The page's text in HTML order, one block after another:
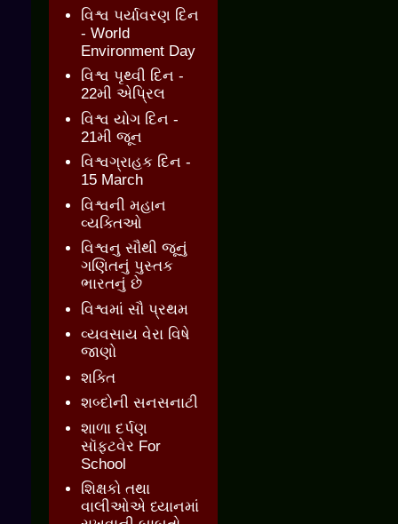
વિશ્વ પર્યાવરણ દિન
- World
Environment Day
વિશ્વ પૃથ્વી દિન -
22મી એપ્રિલ
વિશ્વ યોગ દિન -
21મી જૂન
વિશ્વગ્રાહક દિન -
15 March
વિશ્વની મહાન
વ્યક્તિઓ
વિશ્વનુ સૌથી જૂનું
ગણિતનું પુસ્તક
ભારતનું છે
વિશ્વમાં સૌ પ્રથમ
વ્યવસાય વેરા વિષે
જાણો
શક્તિ
શબ્દોની સનસનાટી
શાળા દર્પણ
સૉફ્ટવેર For
School
શિક્ષકો તથા
વાલીઓએ ધ્યાનમાં